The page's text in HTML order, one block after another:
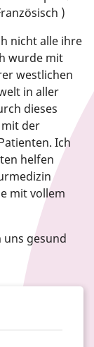
)
nicht alle ihre
wurde mit
westlichen
in aller
dieses
der
Ich
helfen
mit vollem
uns gesund